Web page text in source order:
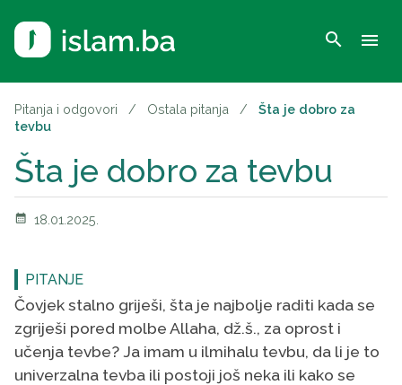
search menu
Pitanja i odgovori / Ostala pitanja /
Šta je dobro za
tevbu
Šta je dobro za tevbu
calendar_month 18.01.2025.
PITANJE
Čovjek stalno griješi, šta je najbolje raditi kada se
zgriješi pored molbe Allaha, dž.š., za oprost i
učenja tevbe? Ja imam u ilmihalu tevbu, da li je to
univerzalna tevba ili postoji još neka ili kako se